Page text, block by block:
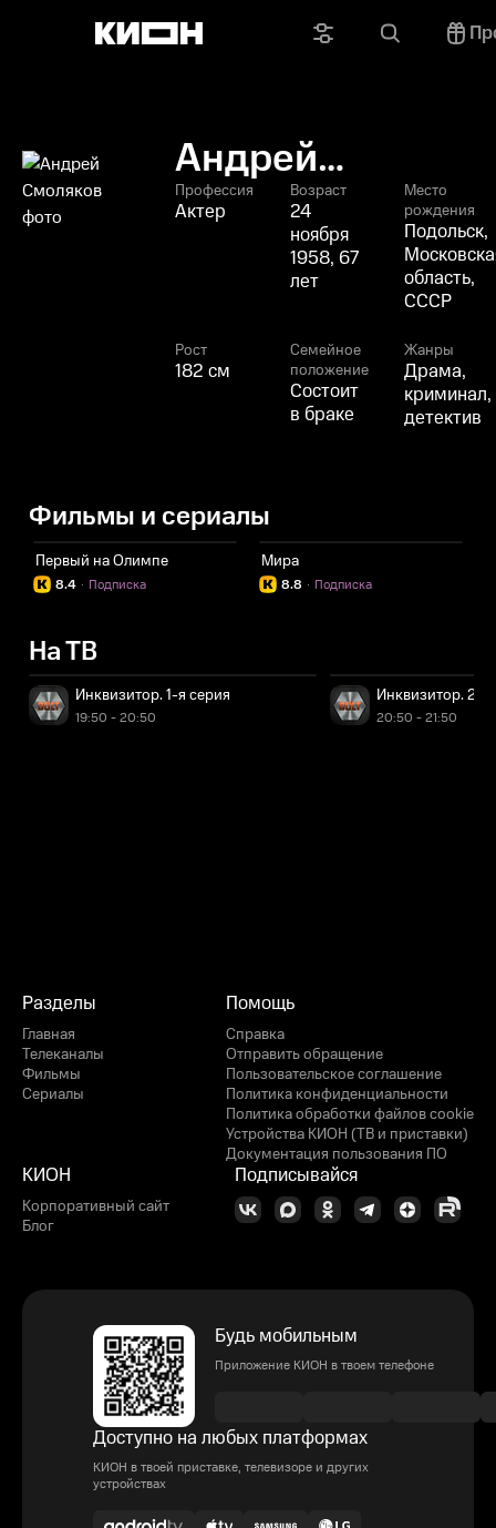
Андрей
Смоляков
Профессия
Актер
Возраст
24
ноября
1958, 67
лет
Место
рождения
Подольск,
область,
СССР
Рост
182 см
Семейное
положение
Состоит
в браке
Жанры
Драма,
криминал,
детектив
Фильмы и сериалы
Первый на Олимпе
8.4 Подписка
·
Мира
8.8 Подписка
·
На ТВ
Инквизитор. 1-я серия
19:50 - 20:50
Инквизитор. 2-я
20:50 - 21:50
Разделы
Главная
Телеканалы
Фильмы
Сериалы
Помощь
Справка
Отправить обращение
Пользовательское соглашение
Политика конфиденциальности
Политика обработки файлов cookie
Устройства КИОН (ТВ и приставки)
Документация пользования ПО
КИОН
Корпоративный сайт
Блог
Подписывайся
Будь мобильным
Приложение КИОН в твоем телефоне
Доступно на любых платформах
КИОН в твоей приставке, телевизоре и других
устройствах